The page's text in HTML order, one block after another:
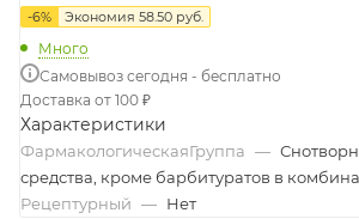
-6% Экономия 58.50 руб.
Много
Самовывоз сегодня - бесплатно
Доставка от 100 ₽
Характеристики
ФармакологическаяГруппа —
средства, кроме барбитуратов в
Рецептурный — Нет